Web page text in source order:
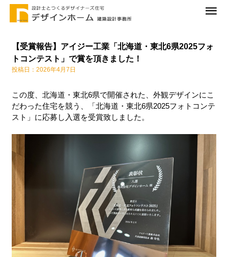
【受賞報告】アイジー工業「北海道・東北6県2025フォ
トコンテスト」で賞を頂きました！
投稿日：2026年4月7日
この度、北海道・東北6県で開催された、外観デザインにこ
だわった住宅を競う、「北海道・東北6県2025フォトコンテ
スト」に応募し入選を受賞致しました。